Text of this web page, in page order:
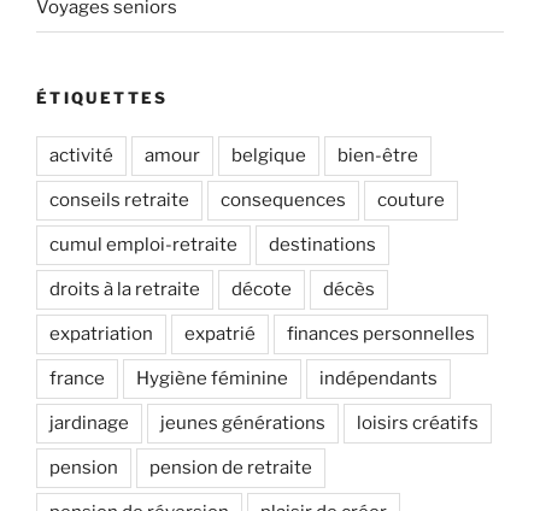
Voyages seniors
ÉTIQUETTES
activité amour belgique bien-être
conseils retraite consequences couture
cumul emploi-retraite destinations
droits à la retraite décote décès
expatriation expatrié finances personnelles
france Hygiène féminine indépendants
jardinage jeunes générations loisirs créatifs
pension pension de retraite